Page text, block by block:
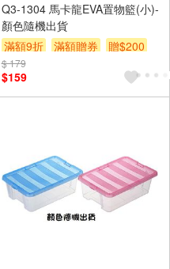
Q3-1304 馬卡龍EVA置物籃(小)-
顏色隨機出貨
滿額9折
滿額贈券 贈$200
$ 179
$159